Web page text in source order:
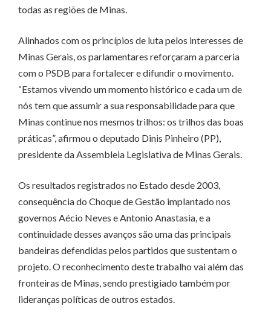
todas as regiões de Minas.
Alinhados com os princípios de luta pelos interesses de
Minas Gerais, os parlamentares reforçaram a parceria
com o PSDB para fortalecer e difundir o movimento.
“Estamos vivendo um momento histórico e cada um de
nós tem que assumir a sua responsabilidade para que
Minas continue nos mesmos trilhos: os trilhos das boas
práticas”, afirmou o deputado Dinis Pinheiro (PP),
presidente da Assembleia Legislativa de Minas Gerais.
Os resultados registrados no Estado desde 2003,
consequência do Choque de Gestão implantado nos
governos Aécio Neves e Antonio Anastasia, e a
continuidade desses avanços são uma das principais
bandeiras defendidas pelos partidos que sustentam o
projeto. O reconhecimento deste trabalho vai além das
fronteiras de Minas, sendo prestigiado também por
lideranças políticas de outros estados.